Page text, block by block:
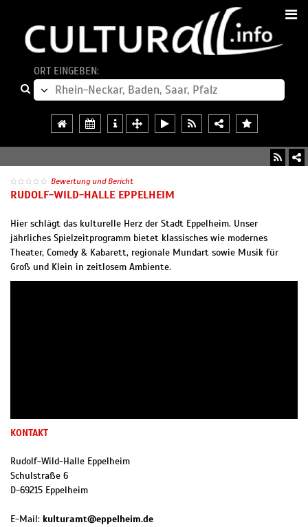
ORT EINGEBEN:
Bewertung und Bericht
RUDOLF-WILD-HALLE EPPELHEIM
Hier schlägt das kulturelle Herz der Stadt Eppelheim. Unser
jährliches Spielzeitprogramm bietet klassisches wie modernes
Theater, Comedy & Kabarett, regionale Mundart sowie Musik für
Groß und Klein in zeitlosem Ambiente.
KONTAKT
Rudolf-Wild-Halle Eppelheim
Schulstraße 6
D-69215 Eppelheim
E-Mail: kulturamt@eppelheim.de